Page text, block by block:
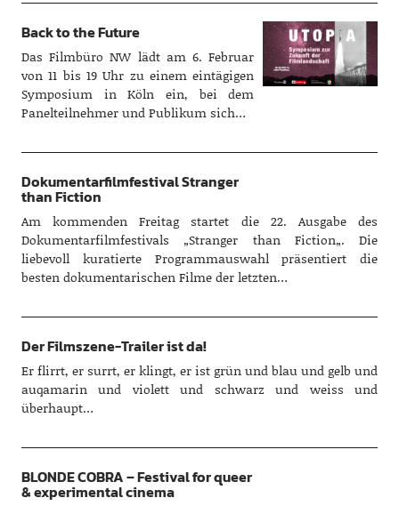
Back to the Future
Das Filmbüro NW lädt am 6. Februar
von 11 bis 19 Uhr zu einem eintägigen
Symposium in Köln ein, bei dem
Panelteilnehmer und Publikum sich…
Dokumentarfilmfestival Stranger
than Fiction
Am kommenden Freitag startet die 22. Ausgabe des
Dokumentarfilmfestivals „Stranger than Fiction„. Die
liebevoll kuratierte Programmauswahl präsentiert die
besten dokumentarischen Filme der letzten…
Der Filmszene-Trailer ist da!
Er flirrt, er surrt, er klingt, er ist grün und blau und gelb und
auqamarin und violett und schwarz und weiss und
überhaupt…
BLONDE COBRA – Festival for queer
& experimental cinema